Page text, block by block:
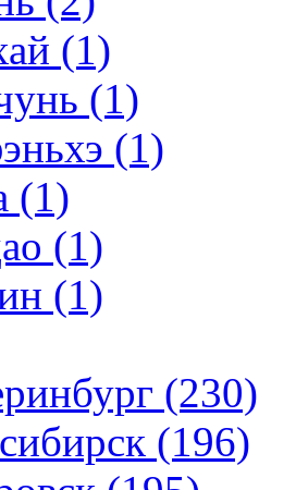
(1)
(1)
(1)
(1)
(1)
(1)
(230)
(196)